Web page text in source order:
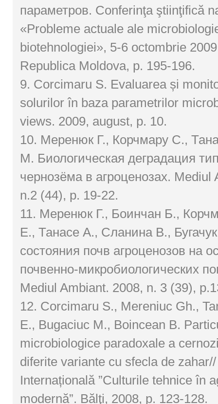
параметров. Conferinţa ştiinţifică
«Probleme actuale ale
biotehnologiei», 5-6 octombrie
Republica Moldova, р. 195-196.
9. Corcimaru S. Evaluarea și
solurilor în baza parametrilor
views. 2009, august, p. 10.
10. Меренюк Г., Корчмару C.,
М. Биологическая деградация
чернозёма в агроценозах. Mediul
n.2 (44), p. 19-22.
11. Меренюк Г., Боинчан Б.,
Е., Танасе А., Сланина В.,
состояния почв агроценозов на
почвенно-микробиологических
Mediul Ambiant. 2008, n. 3 (39),
12. Corcimaru S., Mereniuc Gh.,
E., Bugaciuc M., Boincean B.
microbiologice paradoxale a
diferite variante cu sfecla de
Internațională ”Culturile tehnice în
modernă”. Bălţi, 2008, p. 123-128.